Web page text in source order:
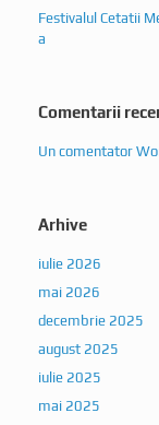
Festivalul Cetatii
a
Comentarii
Un comentator
Arhive
iulie 2026
mai 2026
decembrie 2025
august 2025
iulie 2025
mai 2025